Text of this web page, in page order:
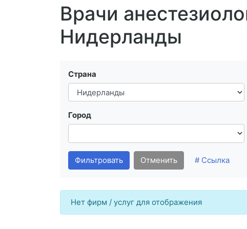
Врачи
Нидерланды
Страна
Город
Фильтровать Отменить # Ссылка
Нет фирм / услуг для отображения